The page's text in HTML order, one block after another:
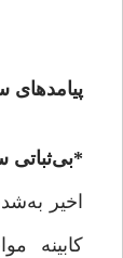
پیامدهای
اخیر
کابینه